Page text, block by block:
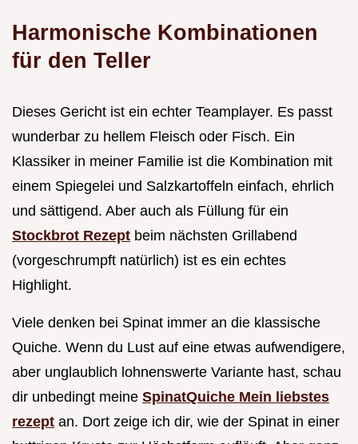
Harmonische Kombinationen
für den Teller
Dieses Gericht ist ein echter Teamplayer. Es passt
wunderbar zu hellem Fleisch oder Fisch. Ein
Klassiker in meiner Familie ist die Kombination mit
einem Spiegelei und Salzkartoffeln einfach, ehrlich
und sättigend. Aber auch als Füllung für ein
Stockbrot Rezept beim nächsten Grillabend
(vorgeschrumpft natürlich) ist es ein echtes
Highlight.
Viele denken bei Spinat immer an die klassische
Quiche. Wenn du Lust auf eine etwas aufwendigere,
aber unglaublich lohnenswerte Variante hast, schau
dir unbedingt meine SpinatQuiche Mein liebstes
rezept an. Dort zeige ich dir, wie der Spinat in einer